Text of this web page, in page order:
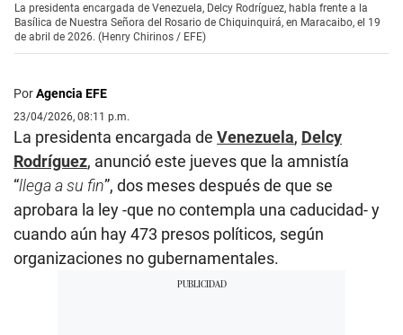
La presidenta encargada de Venezuela, Delcy Rodríguez, habla frente a la
Basílica de Nuestra Señora del Rosario de Chiquinquirá, en Maracaibo, el 19
de abril de 2026. (Henry Chirinos / EFE)
PorAgencia EFE
23/04/2026, 08:11 p.m.
La presidenta encargada de Venezuela, Delcy
Rodríguez, anunció este jueves que la amnistía
“llega a su fin”, dos meses después de que se
aprobara la ley -que no contempla una caducidad- y
cuando aún hay 473 presos políticos, según
organizaciones no gubernamentales.